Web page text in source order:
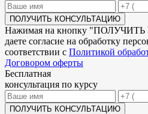
ПОЛУЧИТЬ КОНСУЛЬТАЦИЮ
Нажимая на кнопку "
даете согласие на обработку
соответствии с Политикой
Договором оферты
Бесплатная
консультация по курсу
ПОЛУЧИТЬ КОНСУЛЬТАЦИЮ